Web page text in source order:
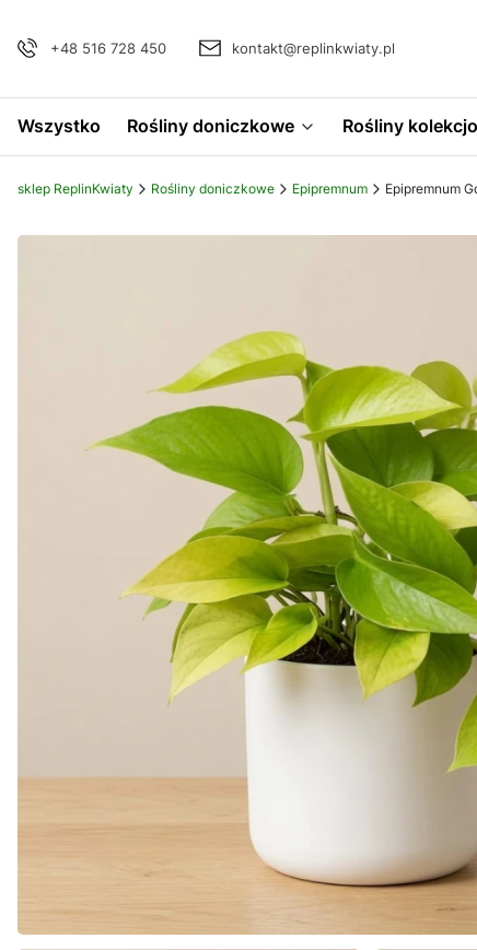
+48 516 728 450 kontakt@replinkwiaty.pl
Wszystko Rośliny doniczkowe Rośliny
sklep ReplinKwiaty Rośliny doniczkowe Epipremnum Epipremnum